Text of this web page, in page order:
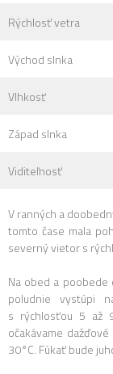
Rýchlosť vetra
Východ slnka
Vlhkosť
Západ slnka
Viditeľnosť
V ranných a
tomto čase mala
severný vietor s
Na obed a poobede
poludnie vystúpi
s rýchlosťou 5 až
očakávame
30°C. Fúkať bude